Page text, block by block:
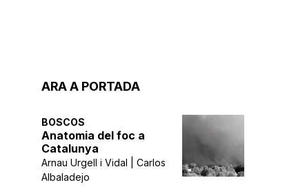
ARA A PORTADA
BOSCOS
Anatomia del foc a
Catalunya
Arnau Urgell i Vidal | Carlos
Albaladejo